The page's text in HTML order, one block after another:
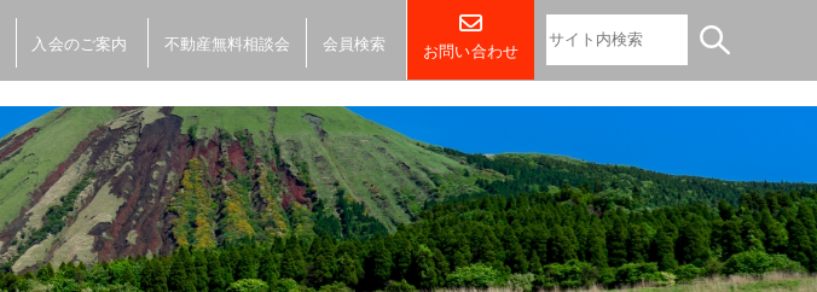
入会のご案内 不動産無料相談会 会員検索 お問い合わせ